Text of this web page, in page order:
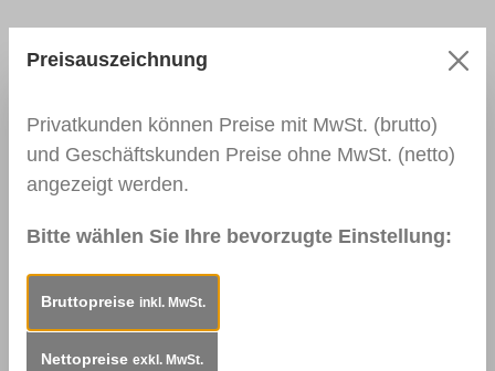
Nussbaum
Hell
Nussbaum
Mittel
0111
Nussbaum
0164
Nussbaum
0112
Nussbraun
0166 Wenge 0139
Preisauszeichnung
Privatkunden können Preise mit MwSt. (brutto)
und Geschäftskunden Preise ohne MwSt. (netto)
angezeigt werden.
Bitte wählen Sie Ihre bevorzugte Einstellung:
Bruttopreise inkl. MwSt.
Nettopreise exkl. MwSt.